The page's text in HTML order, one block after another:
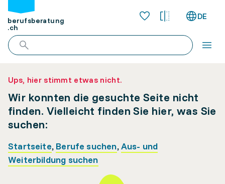
berufsberatung
.ch
DE
Ups, hier stimmt etwas nicht.
Wir konnten die gesuchte Seite nicht
finden. Vielleicht finden Sie hier, was Sie
suchen:
Startseite, Berufe suchen,Aus- und
Weiterbildung suchen